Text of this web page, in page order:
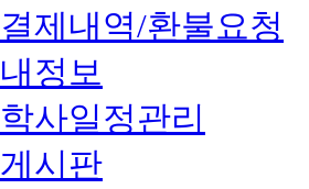
결제내역/환불요청
내정보
학사일정관리
게시판